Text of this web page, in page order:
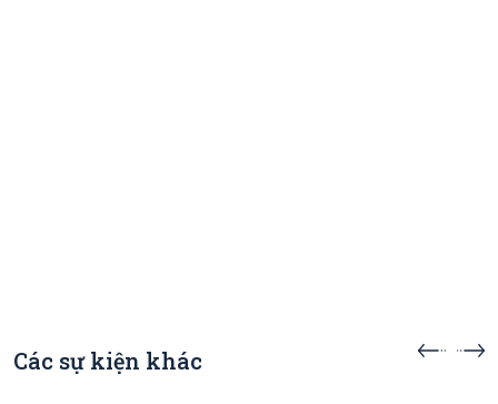
Các sự kiện khác
Sự kiện sắp diễn ra